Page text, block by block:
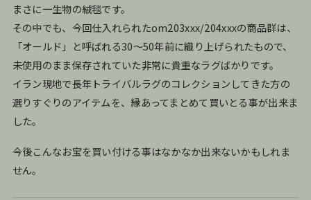
まさに一生物の絨毯です。
その中でも、今回仕入れられたom203xxx/204xxxの商品群は、
「オールド」と呼ばれる30〜50年前に織り上げられたもので、
未使用のまま保存されていた非常に貴重なラグばかりです。
イラン現地で長年トライバルラグのコレクションしてきた方の
選りすぐりのアイテムを、縁あってまとめて買いとる事が出来ま
した。
今後こんなお宝を買い付ける事はなかなか出来ないかもしれま
せん。